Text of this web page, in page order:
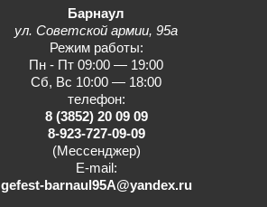
Барнаул
ул. Советской армии, 95а
Режим работы:
Пн - Пт 09:00 — 19:00
Сб, Вс 10:00 — 18:00
телефон:
8 (3852) 20 09 09
8-923-727-09-09
(Мессенджер)
E-mail:
gefest-barnaul95A@yandex.ru